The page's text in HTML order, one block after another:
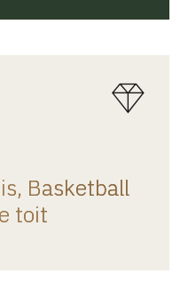
Basketball
toit